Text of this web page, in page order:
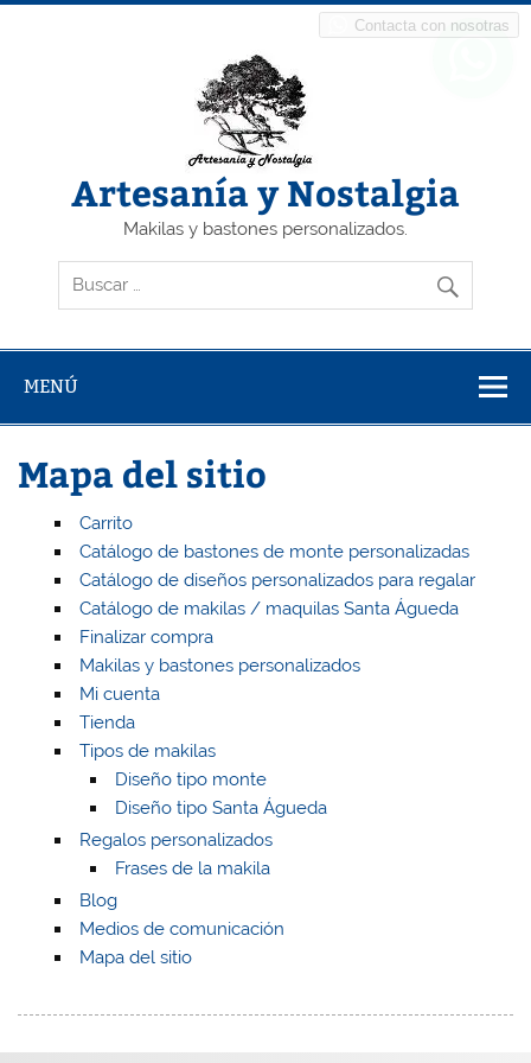
Saltar
Artesanía y Nostalgia
Makilas y bastones personalizados.
MENÚ
Mapa del sitio
Carrito
Catálogo de bastones de monte personalizadas
Catálogo de diseños personalizados para regalar
Catálogo de makilas / maquilas Santa Águeda
Finalizar compra
Makilas y bastones personalizados
Mi cuenta
Tienda
Tipos de makilas
Diseño tipo monte
Diseño tipo Santa Águeda
Regalos personalizados
Frases de la makila
Blog
Medios de comunicación
Mapa del sitio
Contacta con nosotras